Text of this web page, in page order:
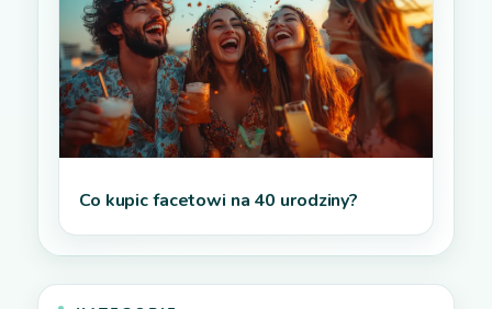
Co kupic facetowi na 40 urodziny?